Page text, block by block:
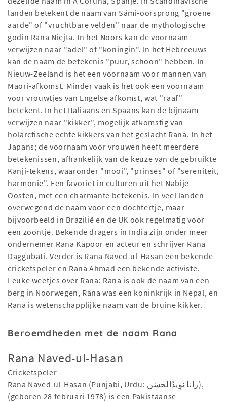
landen betekent de naam van Sámi-oorsprong "groene
aarde" of "vruchtbare velden" naar de mythologische
godin Rana Niejta. In het Noors kan de voornaam
verwijzen naar "adel" of "koningin". In het Hebreeuws
kan de naam de betekenis "puur, schoon" hebben. In
Nieuw-Zeeland is het een voornaam voor mannen van
Maori-afkomst. Minder vaak is het ook een voornaam
voor vrouwtjes van Engelse afkomst, wat "raaf"
betekent. In het Italiaans en Spaans kan de bijnaam
verwijzen naar "kikker", mogelijk afkomstig van
holarctische echte kikkers van het geslacht Rana. In het
Japans; de voornaam voor vrouwen heeft meerdere
betekenissen, afhankelijk van de keuze van de gebruikte
Kanji-tekens, waaronder "mooi", "prinses" of "sereniteit,
harmonie". Een favoriet in culturen uit het Nabije
Oosten, met een charmante betekenis. In veel landen
overwegend de naam voor een dochtertje, maar
bijvoorbeeld in Brazilië en de UK ook regelmatig voor
een zoontje. Bekende dragers in India zijn onder meer
ondernemer Rana Kapoor en acteur en schrijver Rana
Daggubati. Verder is Rana Naved-ul-Hasan een bekende
cricketspeler en RanaAhmad een bekende activiste.
Leuke weetjes over Rana: Rana is ook de naam van een
berg in Noorwegen, Rana was een koninkrijk in Nepal, en
Rana is wetenschapplijke naam van de bruine kikker.
Beroemdheden met de naam Rana
Rana Naved-ul-Hasan
Cricketspeler
Rana Naved-ul-Hasan (Punjabi, Urdu: رانا نوِیدُالحسَن),
(geboren 28 februari 1978) is een Pakistaanse